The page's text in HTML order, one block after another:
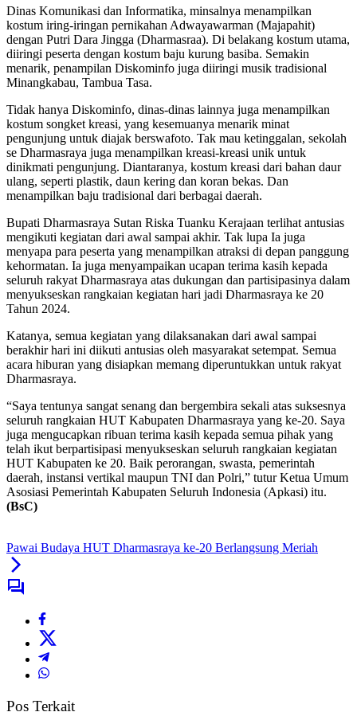
Dinas Komunikasi dan Informatika, minsalnya menampilkan
kostum iring-iringan pernikahan Adwayawarman (Majapahit)
dengan Putri Dara Jingga (Dharmasraa). Di belakang kostum utama,
diiringi peserta dengan kostum baju kurung basiba. Semakin
menarik, penampilan Diskominfo juga diiringi musik tradisional
Minangkabau, Tambua Tasa.
Tidak hanya Diskominfo, dinas-dinas lainnya juga menampilkan
kostum songket kreasi, yang kesemuanya menarik minat
pengunjung untuk diajak berswafoto. Tak mau ketinggalan, sekolah
se Dharmasraya juga menampilkan kreasi-kreasi unik untuk
dinikmati pengunjung. Diantaranya, kostum kreasi dari bahan daur
ulang, seperti plastik, daun kering dan koran bekas. Dan
menampilkan baju tradisional dari berbagai daerah.
Bupati Dharmasraya Sutan Riska Tuanku Kerajaan terlihat antusias
mengikuti kegiatan dari awal sampai akhir. Tak lupa Ia juga
menyapa para peserta yang menampilkan atraksi di depan panggung
kehormatan. Ia juga menyampaikan ucapan terima kasih kepada
seluruh rakyat Dharmasraya atas dukungan dan partisipasinya dalam
menyukseskan rangkaian kegiatan hari jadi Dharmasraya ke 20
Tahun 2024.
Katanya, semua kegiatan yang dilaksanakan dari awal sampai
berakhir hari ini diikuti antusias oleh masyarakat setempat. Semua
acara hiburan yang disiapkan memang diperuntukkan untuk rakyat
Dharmasraya.
“Saya tentunya sangat senang dan bergembira sekali atas suksesnya
seluruh rangkaian HUT Kabupaten Dharmasraya yang ke-20. Saya
juga mengucapkan ribuan terima kasih kepada semua pihak yang
telah ikut berpartisipasi menyukseskan seluruh rangkaian kegiatan
HUT Kabupaten ke 20. Baik perorangan, swasta, pemerintah
daerah, instansi vertikal maupun TNI dan Polri,” tutur Ketua Umum
Asosiasi Pemerintah Kabupaten Seluruh Indonesia (Apkasi) itu.
(BsC)
Pawai Budaya HUT Dharmasraya ke-20 Berlangsung Meriah
Pos Terkait